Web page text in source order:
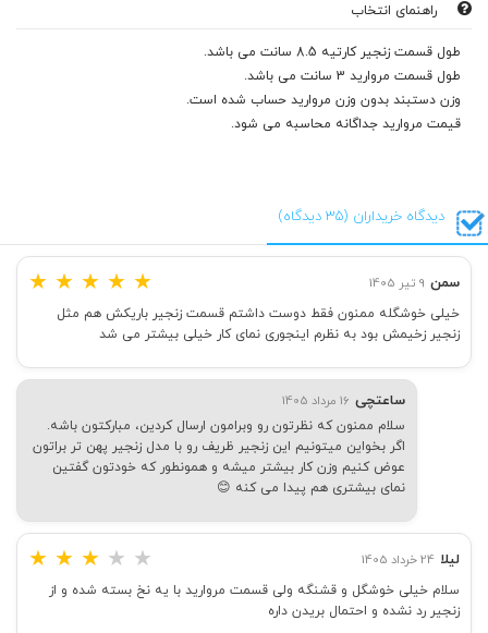
راهنمای انتخاب
طول قسمت زنجیر کارتیه 8.5 سانت می باشد.
طول قسمت مروارید 3 سانت می باشد.
وزن دستبند بدون وزن مروارید حساب شده است.
قیمت مروارید جداگانه محاسبه می شود.
دیدگاه خریداران (35 دیدگاه)
سمن 9 تیر 1405 ★ ★ ★ ★ ★
خیلی خوشگله ممنون فقط دوست داشتم قسمت زنجیر باریکش هم مثل
زنجیر زخیمش بود به نظرم اینجوری نمای کار خیلی بیشتر می شد
ساعتچی 16 مرداد 1405
سلام ممنون که نظرتون رو وبرامون ارسال کردین، مبارکتون باشه.
اگر بخواین میتونیم این زنجیر ظریف رو با مدل زنجیر پهن تر براتون
عوض کنیم وزن کار بیشتر میشه و همونطور که خودتون گفتین
نمای بیشتری هم پیدا می کنه 😊
لیلا 24 خرداد 1405 ★ ★ ★ ★ ★
سلام خیلی خوشگل و قشنگه ولی قسمت مروارید با یه نخ بسته شده و از
زنجیر رد نشده و احتمال بریدن داره